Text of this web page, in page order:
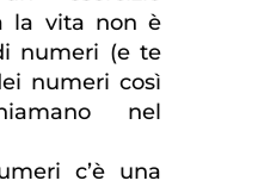
la vita non è
numeri (e te
numeri così
nel
c’è una